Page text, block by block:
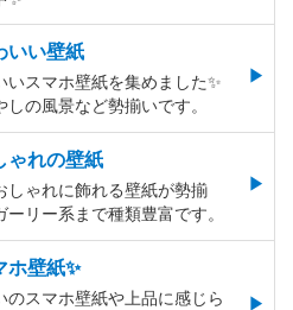
いい壁紙
いスマホ壁紙を集めました✨
の風景など勢揃いです。
ゃれの壁紙
しゃれに飾れる壁紙が勢揃
ーリー系まで種類豊富です。
ホ壁紙✨
のスマホ壁紙や上品に感じら